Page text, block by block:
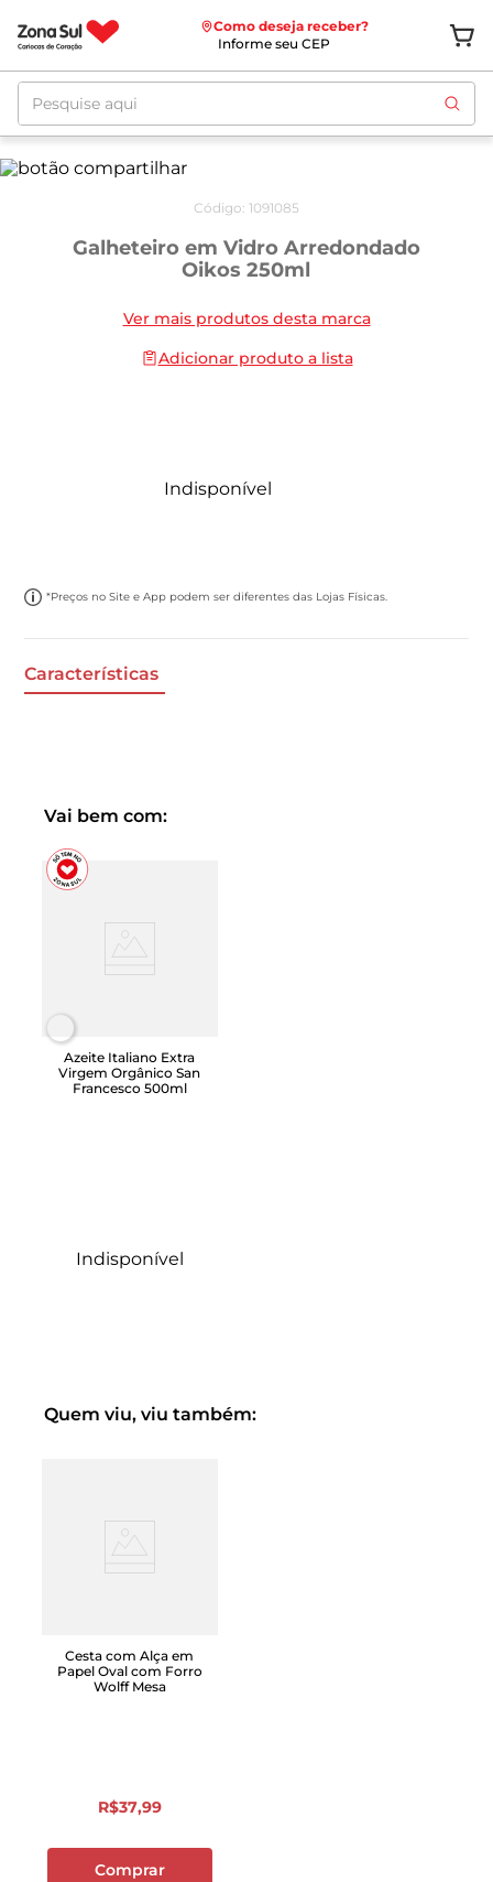
Como deseja receber?
Informe seu CEP
Pesquise aqui
Código: 1091085
Galheteiro em Vidro Arredondado
Oikos 250ml
Ver mais produtos desta marca
Adicionar produto a lista
Indisponível
*Preços no Site e App podem ser diferentes das Lojas Físicas.
Características
Vai bem com:
Azeite Italiano Extra
Virgem Orgânico San
Francesco 500ml
Indisponível
Quem viu, viu também:
Cesta com Alça em
Papel Oval com Forro
Wolff Mesa
R$37,99
Comprar